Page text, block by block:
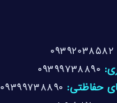
۰۹۳۹۲۰۳۸۵۸۲
۰۹۳۹۹۷۳۸۸۹۰
حفاظتی: ۰۹۳۹۹۷۳۸۸۹۰